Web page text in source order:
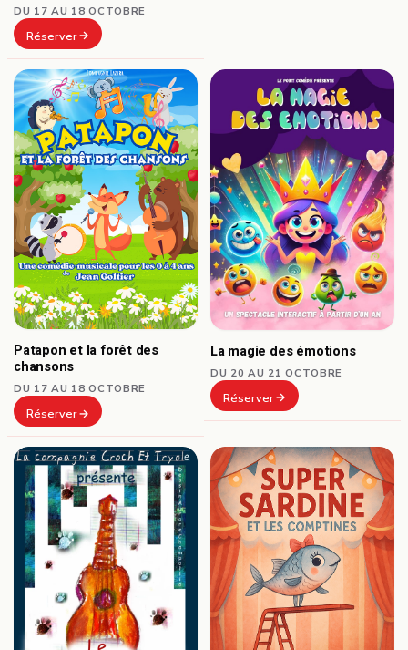
DU 17 AU 18 OCTOBRE
Réserver
Patapon et la forêt des
chansons
DU 17 AU 18 OCTOBRE
Réserver
La magie des émotions
DU 20 AU 21 OCTOBRE
Réserver